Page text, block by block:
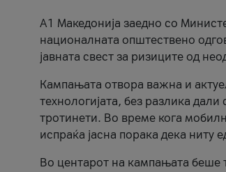
A1 Македонија заедно со
националната општествено
јавната свест за ризиците од
Кампањата отвора важна и
технологијата, без разлика
тротинети. Во време кога
испраќа јасна порака дека
Во центарот на кампањата беше